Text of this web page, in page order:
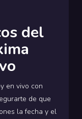
del
en vivo con
de que
la fecha y el